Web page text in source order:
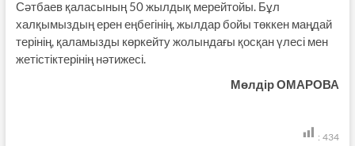
Сәтбаев қаласының 50 жылдық мерейтойы. Бұл
халқымыздың ерен еңбегінің, жылдар бойы төккен маңдай
терінің, қаламызды көркейту жолындағы қосқан үлесі мен
жетістіктерінің нәтижесі.
Мөлдір ОМАРОВА
: 434